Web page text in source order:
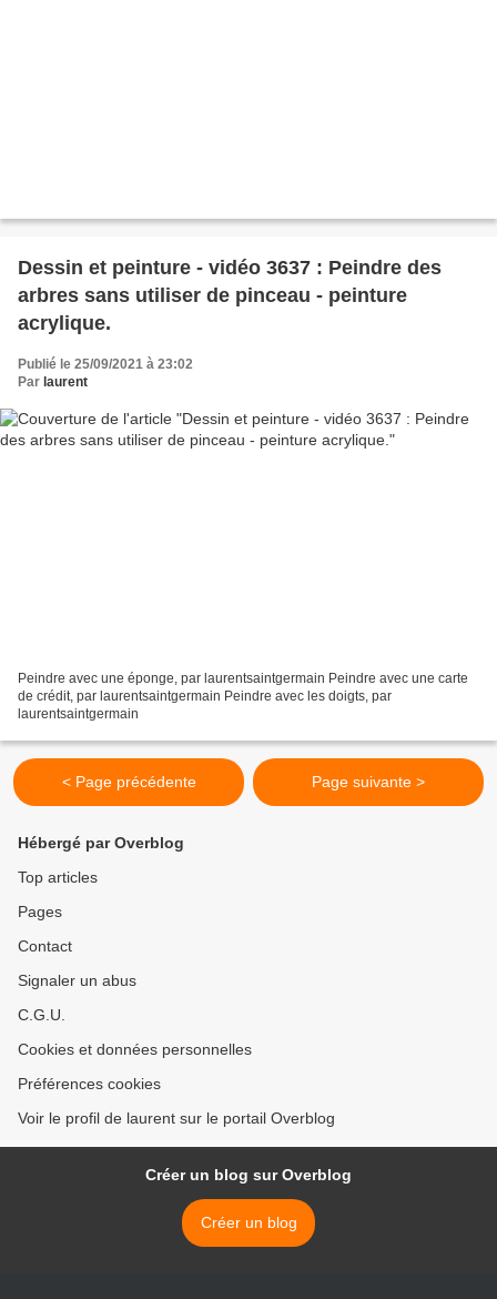
Dessin et peinture - vidéo 3637 : Peindre des
arbres sans utiliser de pinceau - peinture
acrylique.
Publié le 25/09/2021 à 23:02
Par laurent
Peindre avec une éponge, par laurentsaintgermain Peindre avec une carte
de crédit, par laurentsaintgermain Peindre avec les doigts, par
laurentsaintgermain
< Page précédente Page suivante >
Hébergé par Overblog
Top articles
Pages
Contact
Signaler un abus
C.G.U.
Cookies et données personnelles
Préférences cookies
Voir le profil de laurent sur le portail Overblog
Créer un blog sur Overblog
Créer un blog